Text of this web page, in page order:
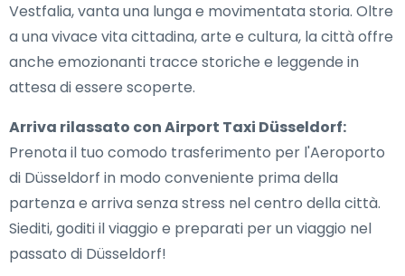
Vestfalia, vanta una lunga e movimentata storia. Oltre
a una vivace vita cittadina, arte e cultura, la città offre
anche emozionanti tracce storiche e leggende in
attesa di essere scoperte.
Arriva rilassato con Airport Taxi Düsseldorf:
Prenota il tuo comodo trasferimento per l'Aeroporto
di Düsseldorf in modo conveniente prima della
partenza e arriva senza stress nel centro della città.
Siediti, goditi il viaggio e preparati per un viaggio nel
passato di Düsseldorf!